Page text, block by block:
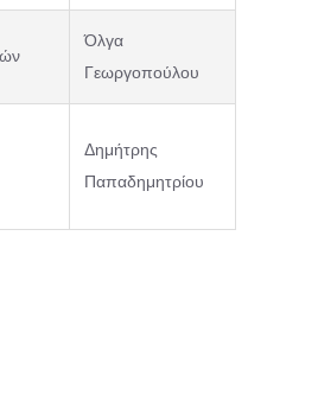
Όλγα
Γεωργοπούλου
Δημήτρης
Παπαδημητρίου